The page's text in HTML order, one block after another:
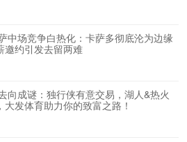
中场竞争白热化：卡萨多彻底沦为边缘
邀约引发去留两难
向成谜：独行侠有意交易，湖人&热火
大发体育助力你的致富之路！